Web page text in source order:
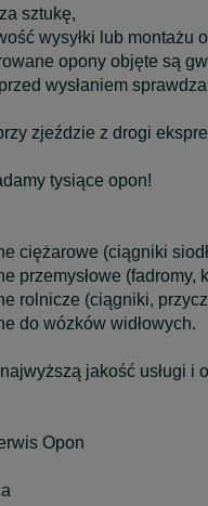
sztukę,
wysyłki lub montażu
opony objęte są
wysłaniem
zjeździe z drogi
tysiące opon!
ciężarowe (ciągniki
przemysłowe (fadromy,
rolnicze (ciągniki,
do wózków widłowych.
jakość usługi i
Opon